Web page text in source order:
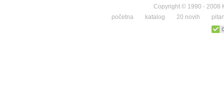
Copyright © 1990 - 2008
početna
katalog 20 novih